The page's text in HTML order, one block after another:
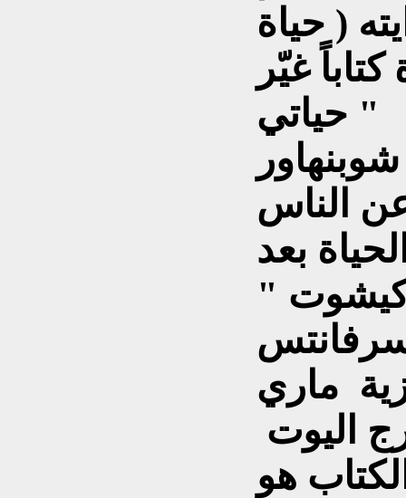
( حياة
غيّر
حياتي "
عن الناس
بعد
كيشوت "
ماري
اليوت
) ان الكتاب هو